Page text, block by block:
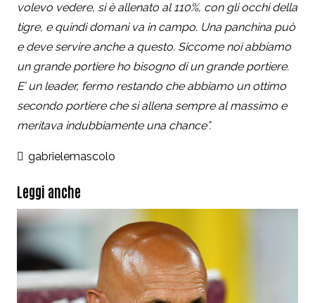
volevo vedere, si è allenato al 110%, con gli occhi della
tigre, e quindi domani va in campo. Una panchina può
e deve servire anche a questo. Siccome noi abbiamo
un grande portiere ho bisogno di un grande portiere.
E’ un leader, fermo restando che abbiamo un ottimo
secondo portiere che si allena sempre al massimo e
meritava indubbiamente una chance”.
gabrielemascolo
Leggi anche